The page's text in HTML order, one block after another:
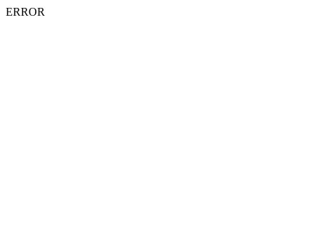
ERROR